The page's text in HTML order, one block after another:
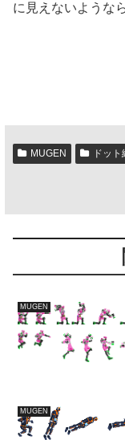
に見えないような
MUGEN ドット
MUGEN
MUGEN